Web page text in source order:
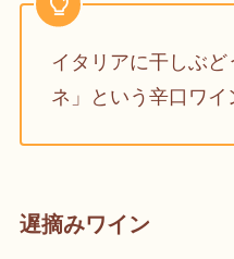
イタリアに干しぶ
ネ」という辛口ワイ
遅摘みワイン